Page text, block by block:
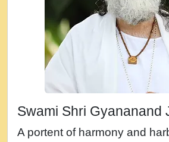
गल लग जव त सर उतत हथ रख
तू कर प्रीतम से प्रीत, यूहीं दिन
2018 - Rishikesh - Swami
Maharaj.mp3
न म गवद गपल गद फर, पयर महन
नह भरस रह लडडल... अपन खट
सहर चरण क .....mp3
Swami Shri Gyananand
A portent of harmony and